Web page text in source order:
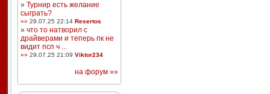
» Турнир есть желание
сыграть?
»» 29.07.25 22:14 Resertos
» что то натворил с
драйверами и теперь пк не
видит псп ч ...
»» 29.07.25 21:09 Viktor234
на форум »»